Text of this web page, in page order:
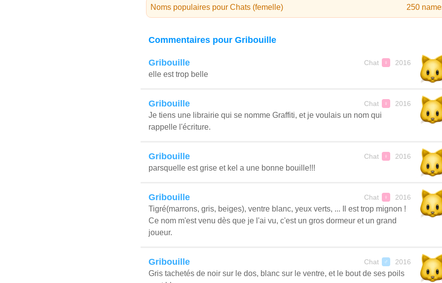
Noms populaires pour Chats (femelle) 250
Commentaires pour Gribouille
Gribouille Chat ♀ 2016
elle est trop belle
Gribouille Chat ♀ 2016
Je tiens une librairie qui se nomme Graffiti, et je voulais un nom qui
rappelle l'écriture.
Gribouille Chat ♀ 2016
parsquelle est grise et kel a une bonne bouille!!!
Gribouille Chat ♀ 2016
Tigré(marrons, gris, beiges), ventre blanc, yeux verts, ... Il est trop mignon !
Ce nom m'est venu dès que je l'ai vu, c'est un gros dormeur et un grand
joueur.
Gribouille Chat ♂ 2016
Gris tachetés de noir sur le dos, blanc sur le ventre, et le bout de ses poils